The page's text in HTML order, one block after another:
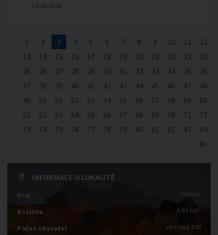
10.06.2026
1 2 3 4 5 6 7 8 9 10 11
12
13
14 15 16 17 18 19 20 21 22 23
24
25
26 27 28 29 30 31 32 33 34 35
36
37
38 39 40 41 42 43 44 45 46 47
48
49
50 51 52 53 54 55 56 57 58 59
60
61
62 63 64 65 66 67 68 69 70 71
72
73
74 75 76 77 78 79 80 81 82 83
84
85
INFORMACE O LOKALITĚ
Kraj Zlínský
Rozloha 4,83 km2
Počet obyvatel více než 300